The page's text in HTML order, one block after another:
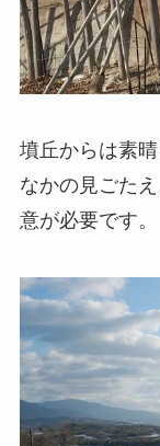
墳丘からは素
なかの見ごた
意が必要です。